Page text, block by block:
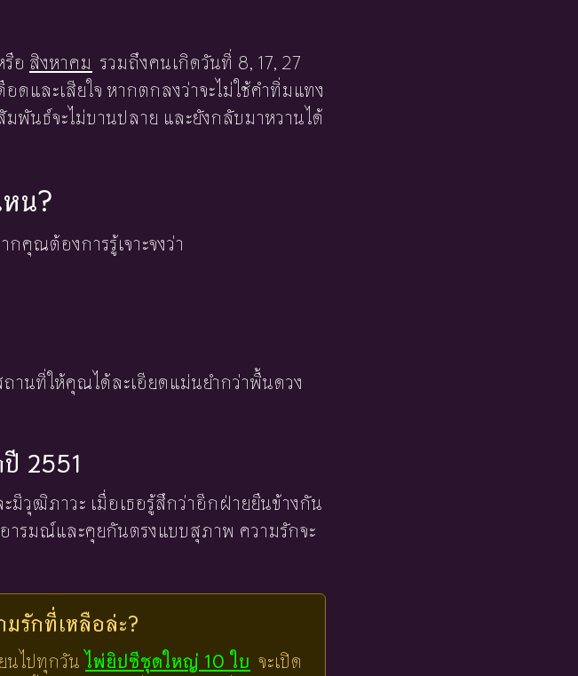
รือ สิงหาคม รวมถึงคนเกิดวันที่ 8, 17, 27
ดและเสียใจ หากตกลงว่าจะไม่ใช้คำทิ่มแทง
พันธ์จะไม่บานปลาย และยังกลับมาหวานได้
น?
คุณต้องการรู้เจาะจงว่า
ถานที่ให้คุณได้ละเอียดแม่นยำกว่าพื้นดวง
2551
มีวุฒิภาวะ เมื่อเธอรู้สึกว่าอีกฝ่ายยืนข้างกัน
ารมณ์และคุยกันตรงแบบสุภาพ ความรักจะ
รักที่เหลือล่ะ?
นไปทุกวัน ไพ่ยิปซีชุดใหญ่ 10 ใบ จะเปิด